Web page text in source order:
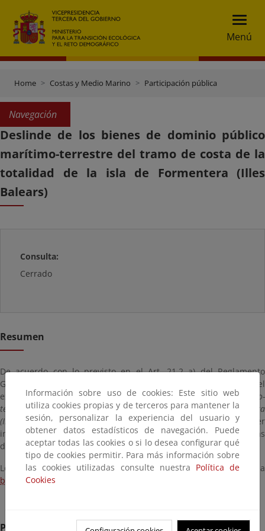
Menú
Home Costas y Medio Marino Participación pública
Navegación
Deslinde de los bienes de dominio público
marítimo-terrestre del tramo de costa de la
totalidad de la isla de Formentera (Illes
Balears)
Consulta:
Cerrado
Resumen
De acuerdo con lo previsto en el Art. 21.2 a) del Reglamento
General de la Ley de Costas se publica el anuncio de incoación del
expediente dedeslinde de los bienes de dominio público marítimo-
terrestre del tramo de costa de la totalidad de la isla de Formentera
(Illes Balears)con el fin de que en el plazo de 1 mes, cualquier
interesado pueda comparecer en el expediente y formular las
decisiones que considere oportunas.
Los comentarios y alegaciones pueden dirigirse por e-mail a
buzon-sgdpmt@magrama.es
Plazo de remisión
Información sobre uso de cookies: Este sitio web
utiliza cookies propias y de terceros para mantener la
sesión, personalizar la experiencia del usuario y
obtener datos estadísticos de navegación. Puede
aceptar todas las cookies o si lo desea configurar qué
tipo de cookies permitir. Para más información sobre
las cookies utilizadas consulte nuestra Política de
Cookies